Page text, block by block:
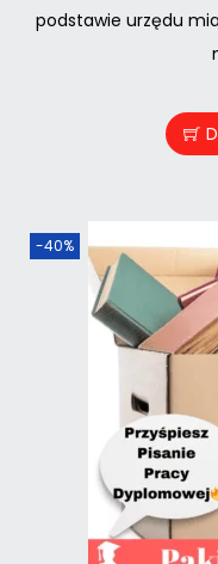
podstawie urzędu
-40%